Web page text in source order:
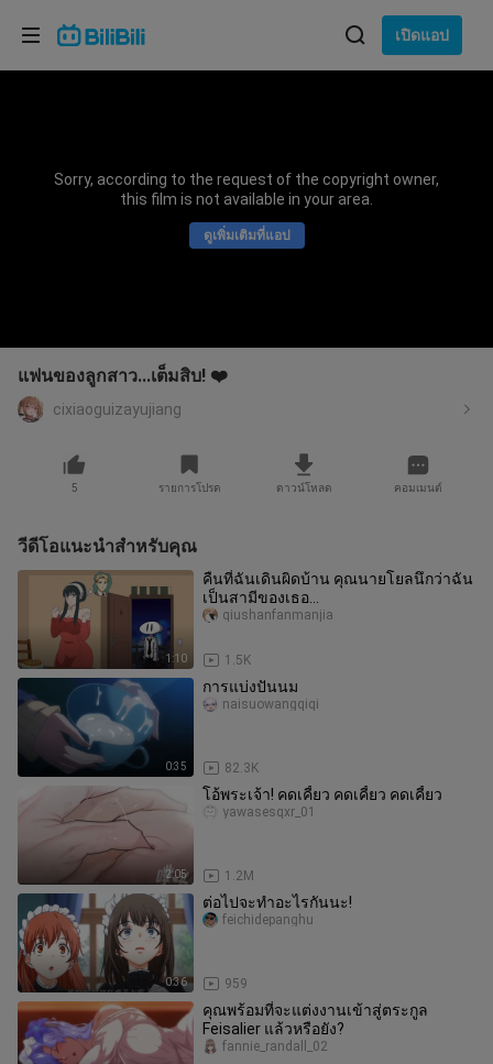
เปิดแอป
Sorry, according to the request of the copyright owner,
this film is not available in your area.
ดูเพิ่มเติมที่แอป
แฟนของลูกสาว...เต็มสิบ! ❤️
cixiaoguizayujiang
5 รายการโปรด ดาวน์โหลด คอมเมนต์
วีดีโอแนะนำสำหรับคุณ
1:10
คืนที่ฉันเดินผิดบ้าน คุณนายโยลนึกว่าฉัน
เป็นสามีของเธอ…
1.5K
qiushanfanmanjia
0:35
การแบ่งปันนม
82.3K
naisuowangqiqi
2:05
โอ้พระเจ้า! คดเคี้ยว คดเคี้ยว คดเคี้ยว
1.2M
yawasesqxr_01
0:36
ต่อไปจะทำอะไรกันนะ!
959
feichidepanghu
คุณพร้อมที่จะแต่งงานเข้าสู่ตระกูล
Feisalier แล้วหรือยัง?
fannie_randall_02
เลือกภาษา